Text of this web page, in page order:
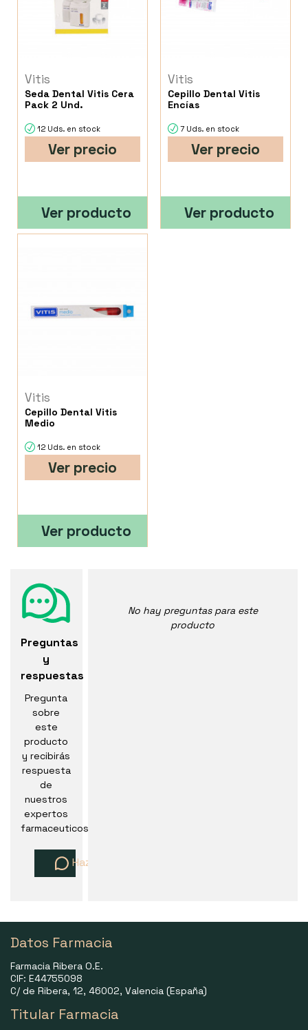
Vitis
Seda Dental Vitis Cera
Pack 2 Und.
12 Uds. en stock
Ver precio
Ver producto
Vitis
Cepillo Dental Vitis
Encías
7 Uds. en stock
Ver precio
Ver producto
Vitis
Cepillo Dental Vitis
Medio
12 Uds. en stock
Ver precio
Ver producto
Preguntas
y
respuestas
Pregunta
sobre
este
producto
y recibirás
respuesta
de
nuestros
expertos
farmaceuticos
Haz una pregunta
No hay preguntas para este
producto
Datos Farmacia
Farmacia Ribera O.E.
CIF: E44755098
C/ de Ribera, 12, 46002, Valencia (España)
Titular Farmacia